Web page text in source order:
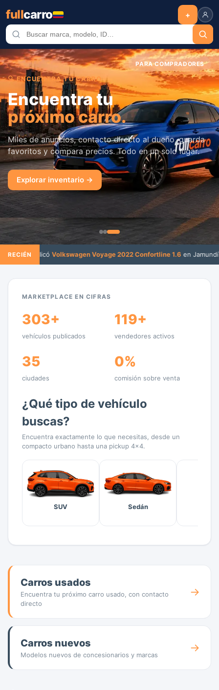
fullcarro +
🔍 ENCUENTRA TU CARRO
PARA COMPRADORES
Encuentra tu
próximo carro.
Miles de anuncios, contacto directo al dueño, guarda
favoritos y compara precios. Todo en un solo lugar.
Explorar inventario →
RECIÉN
publicóVolkswagen Voyage 2022 Confortline 1.6en Jamundí ·
MARKETPLACE EN CIFRAS
303+
vehículos publicados
119+
vendedores activos
35
ciudades
0%
comisión sobre venta
¿Qué tipo de vehículo
buscas?
Encuentra exactamente lo que necesitas, desde un
compacto urbano hasta una pickup 4x4.
SUV Sedán
Carros usados
Encuentra tu próximo carro usado, con contacto
directo
→
Carros nuevos
Modelos nuevos de concesionarios y marcas
→